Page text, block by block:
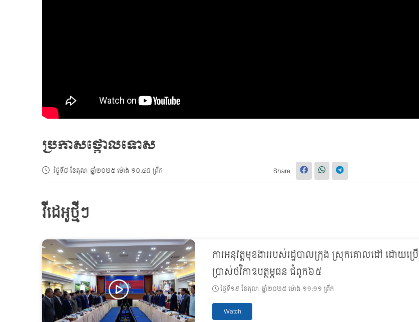
ប្រកាសថ្កោលទោស
ថ្ងៃទី៨ ខែតុលា ឆ្នាំ២០២៥ ម៉ោង ១០:៤៨ ព្រឹក Share
វីដេអូថ្មីៗ
ការអនុវត្តមុខងាររបស់រដ្ឋបាលក្រុង ស្រុកគោលដៅ ដោយប្រើ
ប្រាស់ថវិកាឧបត្ថម្ភធន ជំពូក៦៥
ថ្ងៃទី១៩ ខែតុលា ឆ្នាំ២០២៥ ម៉ោង ១១:១១ ព្រឹក
Watch